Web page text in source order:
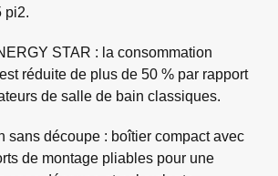
pi2.
STAR : la consommation
réduite de plus de 50 % par rapport
de salle de bain classiques.
sans découpe : boîtier compact avec
de montage pliables pour une